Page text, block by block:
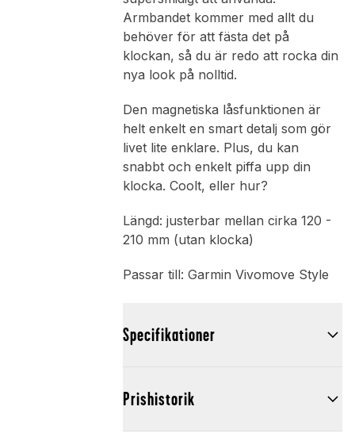
Armbandet kommer med allt du
behöver för att fästa det på
klockan, så du är redo att rocka din
nya look på nolltid.
Den magnetiska låsfunktionen är
helt enkelt en smart detalj som gör
livet lite enklare. Plus, du kan
snabbt och enkelt piffa upp din
klocka. Coolt, eller hur?
Längd: justerbar mellan cirka 120 -
210 mm (utan klocka)
Passar till: Garmin Vivomove Style
Specifikationer
Prishistorik